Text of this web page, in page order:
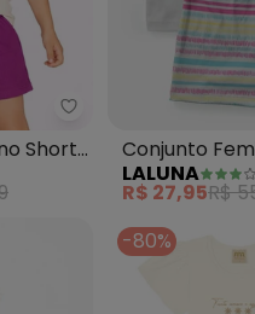
Select - Conjunto
Short
Conjunto
Borboletas
LALUNA
R$ 27,95R$
-80%